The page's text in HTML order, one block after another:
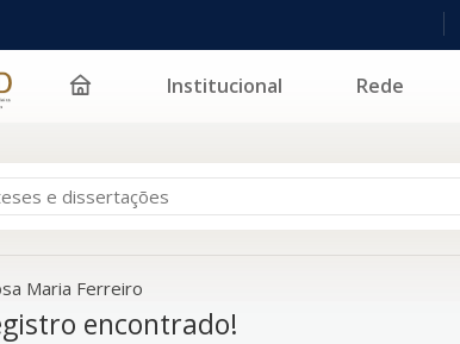
Ferreiro- não corresponde a nenhum registro.
Institucional Rede
Maria Ferreiro
encontrado!